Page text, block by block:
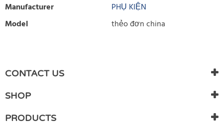
Manufacturer
PHỤ KIỆN
Model
thẻo đơn china
There are currently no product reviews. Be the first who write
review
CONTACT US
SHOP
PRODUCTS